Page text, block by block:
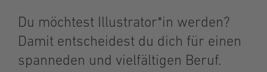
Du möchtest Illustrator*in werden?
Damit entscheidest du dich für einen
spanneden und vielfältigen Beruf.